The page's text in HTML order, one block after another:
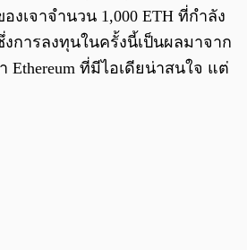
งเจาจำนวน 1,000 ETH ที่กำลัง
งการลงทุนในครั้งนี้เป็นผลมาจาก
ที่มีไอเดียน่าสนใจ แต่